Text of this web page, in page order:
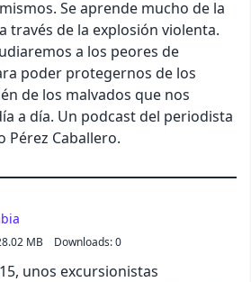
Se aprende mucho de la
través de la explosión violenta.
a los peores de
poder protegernos de los
de los malvados que nos
a día. Un podcast del periodista
Pérez Caballero.
Cancel
MB Downloads: 0
unos excursionistas